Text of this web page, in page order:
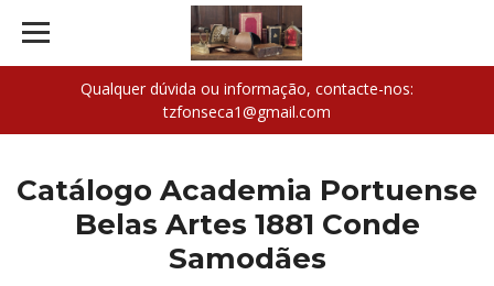
Qualquer dúvida ou informação, contacte-nos:
tzfonseca1@gmail.com
Catálogo Academia Portuense
Belas Artes 1881 Conde
Samodães